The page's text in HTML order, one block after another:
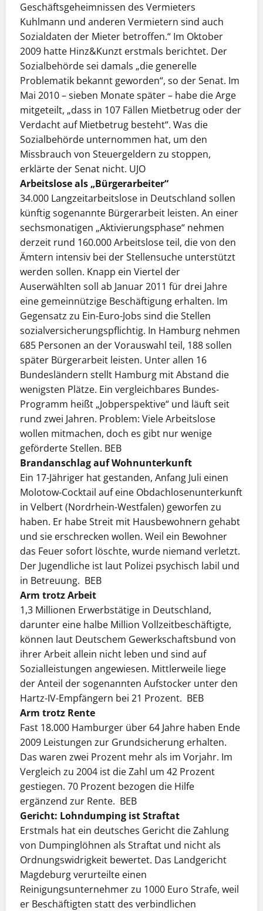
Geschäftsgeheimnissen des Vermieters
Kuhlmann und anderen Vermietern sind auch
Sozialdaten der Mieter betroffen.“ Im Oktober
2009 hatte Hinz&Kunzt erstmals berichtet. Der
Sozialbehörde sei damals „die generelle
Problematik bekannt geworden“, so der Senat. Im
Mai 2010 – sieben Monate später – habe die Arge
mitgeteilt, „dass in 107 Fällen Mietbetrug oder der
Verdacht auf Mietbetrug besteht“. Was die
Sozialbehörde unternommen hat, um den
Missbrauch von Steuergeldern zu stoppen,
erklärte der Senat nicht. UJO
Arbeitslose als „Bürgerarbeiter“
34.000 Langzeitarbeitslose in Deutschland sollen
künftig sogenannte Bürgerarbeit leisten. An einer
sechsmonatigen „Aktivierungsphase“ nehmen
derzeit rund 160.000 Arbeitslose teil, die von den
Ämtern intensiv bei der Stellensuche unterstützt
werden sollen. Knapp ein Viertel der
Auserwählten soll ab Januar 2011 für drei Jahre
eine gemeinnützige Beschäftigung erhalten. Im
Gegensatz zu Ein-Euro-Jobs sind die Stellen
sozialversicherungspflichtig. In Hamburg nehmen
685 Personen an der Vorauswahl teil, 188 sollen
später Bürgerarbeit leisten. Unter allen 16
Bundesländern stellt Hamburg mit Abstand die
wenigsten Plätze. Ein vergleichbares Bundes-
Programm heißt „Jobperspektive“ und läuft seit
rund zwei Jahren. Problem: Viele Arbeitslose
wollen mitmachen, doch es gibt nur wenige
geförderte Stellen. BEB
Brandanschlag auf Wohnunterkunft
Ein 17-Jähriger hat gestanden, Anfang Juli einen
Molotow-Cocktail auf eine Obdachlosenunterkunft
in Velbert (Nordrhein-Westfalen) geworfen zu
haben. Er habe Streit mit Hausbewohnern gehabt
und sie erschrecken wollen. Weil ein Bewohner
das Feuer sofort löschte, wurde niemand verletzt.
Der Jugendliche ist laut Polizei psychisch labil und
in Betreuung. BEB
Arm trotz Arbeit
1,3 Millionen Erwerbstätige in Deutschland,
darunter eine halbe Million Vollzeitbeschäftigte,
können laut Deutschem Gewerkschaftsbund von
ihrer Arbeit allein nicht leben und sind auf
Sozialleistungen angewiesen. Mittlerweile liege
der Anteil der sogenannten Aufstocker unter den
Hartz-IV-Empfängern bei 21 Prozent. BEB
Arm trotz Rente
Fast 18.000 Hamburger über 64 Jahre haben Ende
2009 Leistungen zur Grundsicherung erhalten.
Das waren zwei Prozent mehr als im Vorjahr. Im
Vergleich zu 2004 ist die Zahl um 42 Prozent
gestiegen. 70 Prozent bezogen die Hilfe
ergänzend zur Rente. BEB
Gericht: Lohndumping ist Straftat
Erstmals hat ein deutsches Gericht die Zahlung
von Dumpinglöhnen als Straftat und nicht als
Ordnungswidrigkeit bewertet. Das Landgericht
Magdeburg verurteilte einen
Reinigungsunternehmer zu 1000 Euro Strafe, weil
er Beschäftigten statt des verbind­­lichen